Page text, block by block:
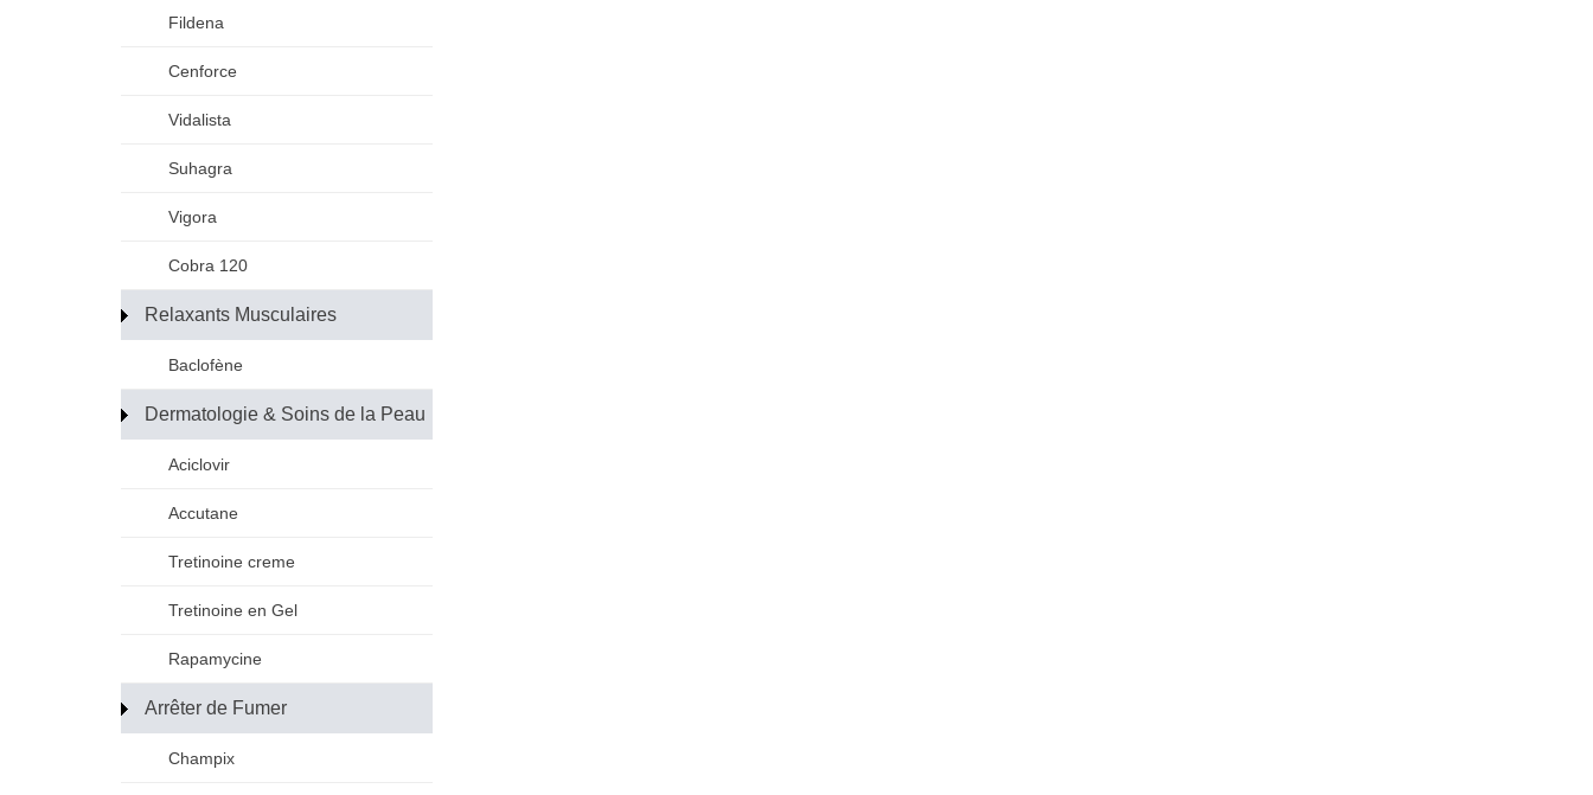
Fildena
Cenforce
Vidalista
Suhagra
Vigora
Cobra 120
Relaxants Musculaires
Baclofène
Dermatologie & Soins de la Peau
Aciclovir
Accutane
Tretinoine creme
Tretinoine en Gel
Rapamycine
Arrêter de Fumer
Champix